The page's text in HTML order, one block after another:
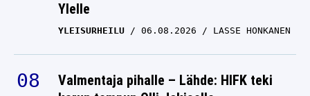
Ylelle
YLEISURHEILU 06.08.2026 LASSE HONKANEN
Valmentaja pihalle – Lähde: HIFK teki